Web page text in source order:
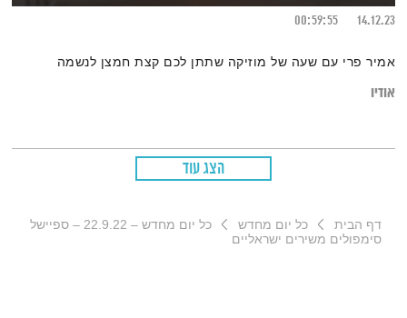
14.12.23
00:59:55
אמיר פרי עם שעה של מוזיקה שתתן לכם קצת חמצן לנשמה
אודיו
הצג עוד
דף הבית כל יום מחדש
כל יום מחדש – 22.9.22 – ספיישל
סימפולים משירים ישראליים